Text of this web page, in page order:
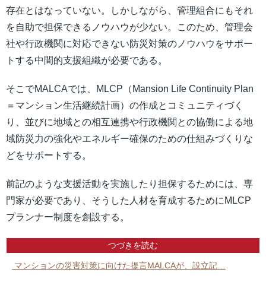
存在とはなっていない。しかしながら、管理組合にもそれ
を自助で担保できるノウハウが少ない。このため、管理会
社や行政機関に対応できない防災対策のノウハウをサポー
トする中間的支援組織が必要である。
そこでMALCAでは、MLCP（Mansion Life Continuity Plan
＝マンション生活継続計画）の作成とコミュニティづく
り、並びに地域との相互連携や行政機関との協働による地
域防災力の強化やエネルギー確保のための仕組みづくりな
どをサポートする。
前記のような支援活動を実施したり担保するためには、専
門家が必要であり、そうした人材を育成するためにMLCP
プランナー制度を創設する。
つづきを読む
マンションの災害対策に向けた提言MALCAが、設立記…